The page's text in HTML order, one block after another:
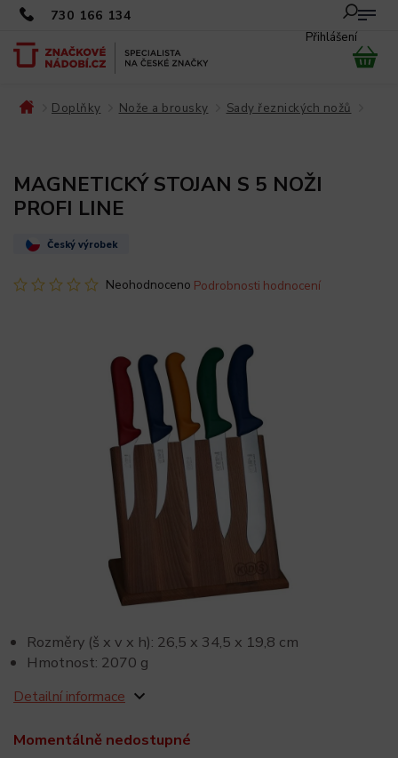
730 166 134
Přihlášení
Doplňky Nože a brousky Sady řeznických nožů
MAGNETICKÝ STOJAN S 5 NOŽI
PROFI LINE
Český výrobek
Neohodnoceno Podrobnosti hodnocení
Momentálně nedostupné
Rozměry (š x v x h): 26,5 x 34,5 x 19,8 cm
Hmotnost: 2070 g
Detailní informace